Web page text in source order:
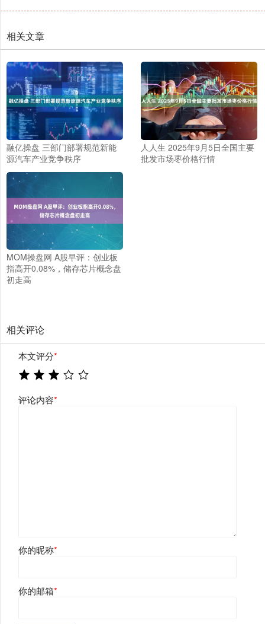
相关文章
融亿操盘 三部门部署规范新能
源汽车产业竞争秩序
人人生 2025年9月5日全国主要
批发市场枣价格行情
MOM操盘网 A股早评：创业板
指高开0.08%，储存芯片概念盘
初走高
相关评论
本文评分*
评论内容*
你的昵称*
你的邮箱*